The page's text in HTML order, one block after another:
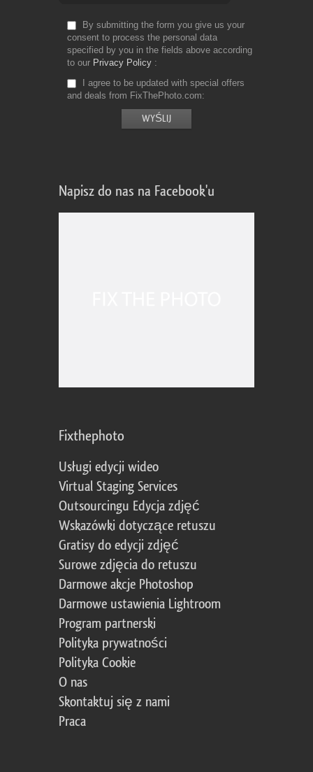
By submitting the form you give us your
consent to process the personal data
specified by you in the fields above according
to our Privacy Policy
I agree to be updated with special offers
and deals from FixThePhoto.com
Napisz do nas na Facebook'u
Fixthephoto
Usługi edycji wideo
Virtual Staging Services
Outsourcingu Edycja zdjęć
Wskazówki dotyczące retuszu
Gratisy do edycji zdjęć
Surowe zdjęcia do retuszu
Darmowe akcje Photoshop
Darmowe ustawienia Lightroom
Program partnerski
Polityka prywatności
Polityka Cookie
O nas
Skontaktuj się z nami
Praca